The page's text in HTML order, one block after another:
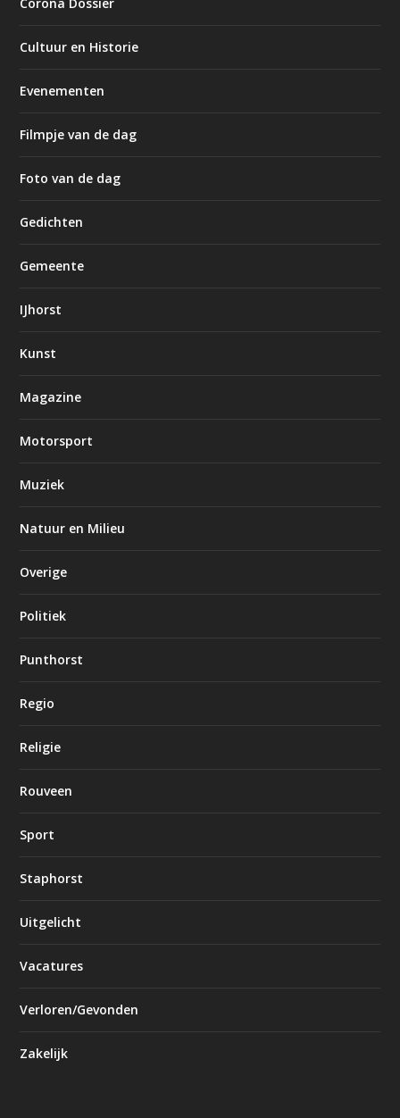
Cultuur en Historie
Evenementen
Filmpje van de dag
Foto van de dag
Gedichten
Gemeente
IJhorst
Kunst
Magazine
Motorsport
Muziek
Natuur en Milieu
Overige
Politiek
Punthorst
Regio
Religie
Rouveen
Sport
Staphorst
Uitgelicht
Vacatures
Verloren/Gevonden
Zakelijk